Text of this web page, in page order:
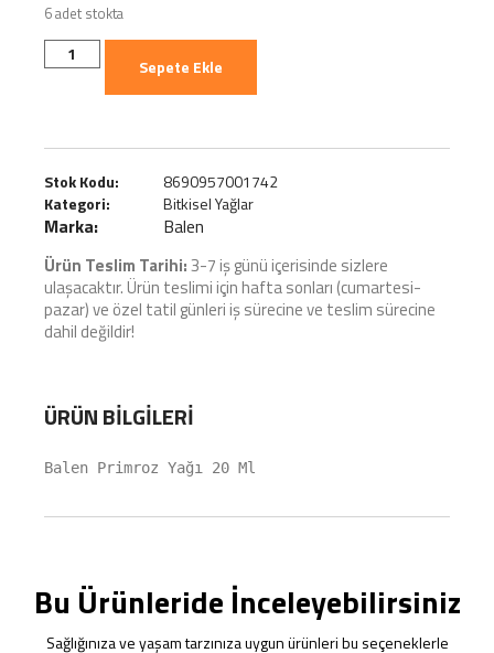
6 adet stokta
Sepete Ekle
Stok Kodu:
8690957001742
Kategori:
Bitkisel Yağlar
Marka: Balen
Ürün Teslim Tarihi:3-7 iş günü içerisinde sizlere
ulaşacaktır. Ürün teslimi için hafta sonları (cumartesi-
pazar) ve özel tatil günleri iş sürecine ve teslim sürecine
dahil değildir!
ÜRÜN BILGILERI
Balen Primroz Yağı 20 Ml
Bu Ürünleride İnceleyebilirsiniz
Sağlığınıza ve yaşam tarzınıza uygun ürünleri bu seçeneklerle